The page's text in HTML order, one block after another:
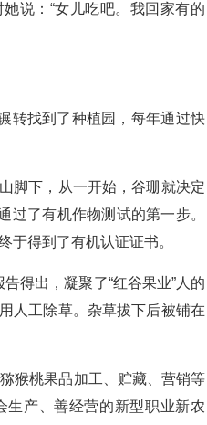
说：“女儿吃吧。我回家有的
转找到了种植园，每年通过快
脚下，从一开始，谷珊就决定
过了有机作物测试的第一步。
于得到了有机认证证书。
得出，凝聚了“红谷果业”人的
人工除草。杂草拔下后被铺在
猴桃果品加工、贮藏、营销等
生产、善经营的新型职业新农